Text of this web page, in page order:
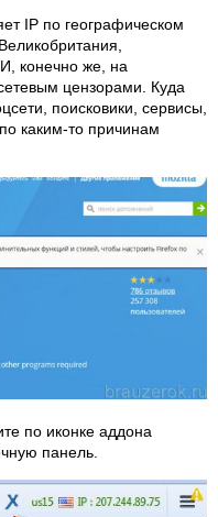
IP по географическом
конечно же, на
цензорами. Куда
поисковики, сервисы,
каким-то причинам
по иконке аддона
панель.